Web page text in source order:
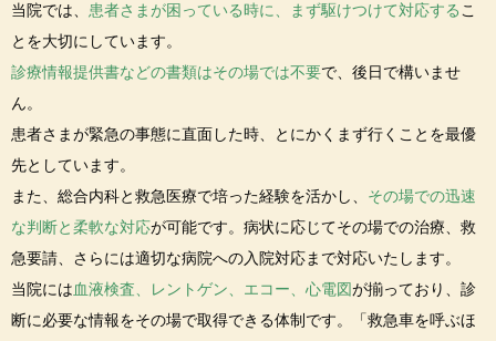
当院では、 患者さまが困っている時に、まず駆けつけて対応するこ
とを大切にしています。
診療情報提供書などの書類はその場では不要で、後日で構いませ
ん。
患者さまが緊急の事態に直面した時、とにかくまず行くことを最優
先としています。
また、総合内科と救急医療で培った経験を活かし、 その場での迅速
な判断と柔軟な対応が可能です。病状に応じてその場での治療、救
急要請、さらには適切な病院への入院対応まで対応いたします。
当院には血液検査、レントゲン、エコー、心電図が揃っており、診
断に必要な情報をその場で取得できる体制です。「救急車を呼ぶほ